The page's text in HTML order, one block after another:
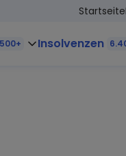
Startseite
Insolvenzen